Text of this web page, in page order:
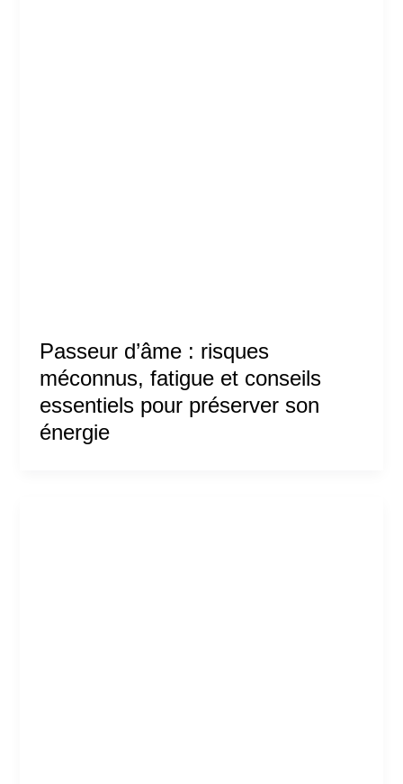
Passeur d’âme : risques
méconnus, fatigue et conseils
essentiels pour préserver son
énergie